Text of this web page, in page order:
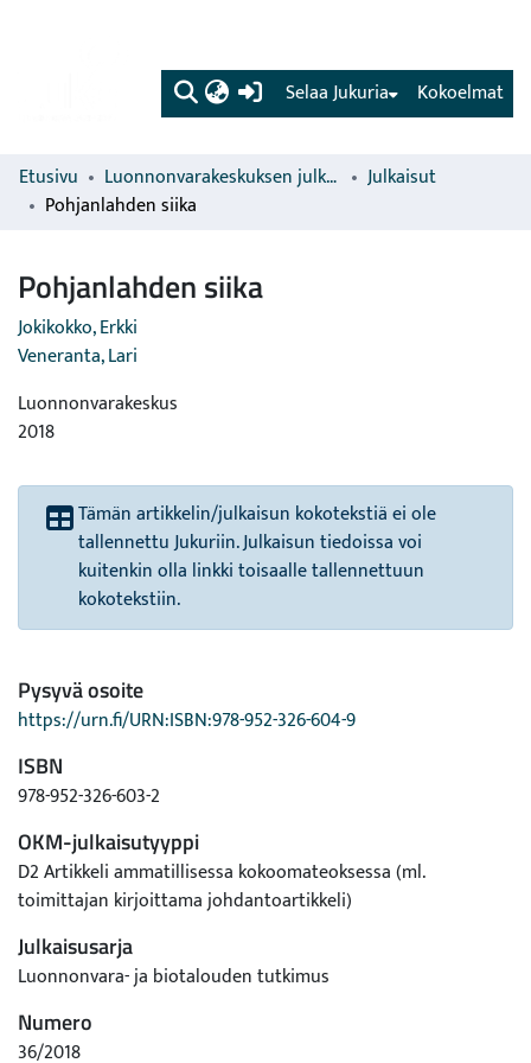
(current) Kokoelmat
Selaa Jukuria
Etusivu Luonnonvarakeskuksen julkaisut
Julkaisut
Pohjanlahden siika
Pohjanlahden siika
Jokikokko, Erkki
Veneranta, Lari
Luonnonvarakeskus
2018
Tämän artikkelin/julkaisun kokotekstiä ei ole
tallennettu Jukuriin. Julkaisun tiedoissa voi
kuitenkin olla linkki toisaalle tallennettuun
kokotekstiin.
Pysyvä osoite
https://urn.fi/URN:ISBN:978-952-326-604-9
ISBN
978-952-326-603-2
OKM-julkaisutyyppi
D2 Artikkeli ammatillisessa kokoomateoksessa (ml.
toimittajan kirjoittama johdantoartikkeli)
Julkaisusarja
Luonnonvara- ja biotalouden tutkimus
Numero
36/2018